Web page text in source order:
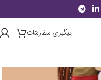
پیگیری سفارشات